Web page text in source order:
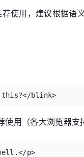
使用，建议根据语
this?</blink>
使用（各大浏览器支
p>